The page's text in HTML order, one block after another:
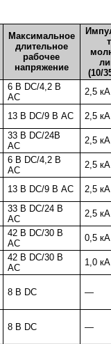
Максимальное
длительное
рабочее
напряжение
(10/
6 В DC/4,2 В
AC
2,5 кА
13 В DC/9 В AC 2,5 кА
33 В DC/24В
AC
2,5 кА
6 В DC/4,2 В
AC
2,5 кА
13 В DC/9 В AC 2,5 кА
33 В DC/24 В
AC
2,5 кА
42 В DC/30 В
AC
0,5 кА
42 В DC/30 В
AC
1,0 кА
8 В DC —
8 В DC —